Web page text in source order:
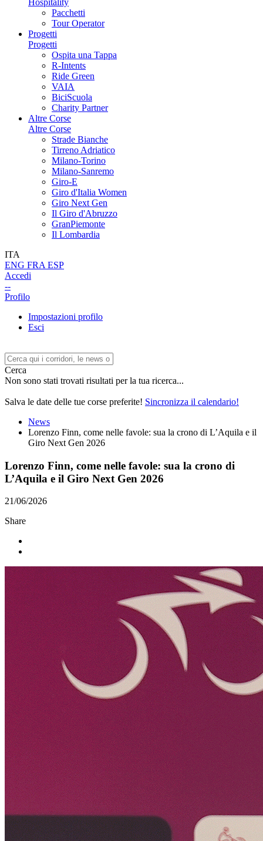
Hospitality
Pacchetti
Tour Operator
Progetti
Progetti
Ospita una Tappa
R-Intents
Ride Green
VAIA
BiciScuola
Charity Partner
Altre Corse
Altre Corse
Strade Bianche
Tirreno Adriatico
Milano-Torino
Milano-Sanremo
Giro-E
Giro d'Italia Women
Giro Next Gen
Il Giro d'Abruzzo
GranPiemonte
Il Lombardia
ITA
ENG FRA ESP
Accedi
--
Profilo
Impostazioni profilo
Esci
Cerca
Non sono stati trovati risultati per la tua ricerca...
Salva le date delle tue corse preferite! Sincronizza il calendario!
News
Lorenzo Finn, come nelle favole: sua la crono di L’Aquila e il
Giro Next Gen 2026
Lorenzo Finn, come nelle favole: sua la crono di
L’Aquila e il Giro Next Gen 2026
21/06/2026
Share